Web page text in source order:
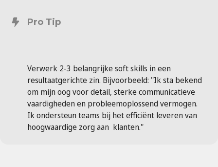
Pro Tip
Verwerk 2-3 belangrijke soft skills in een
resultaatgerichte zin. Bijvoorbeeld: "Ik sta bekend
om mijn oog voor detail, sterke communicatieve
vaardigheden en probleemoplossend vermogen.
Ik ondersteun teams bij het efficiënt leveren van
hoogwaardige zorg aan klanten."